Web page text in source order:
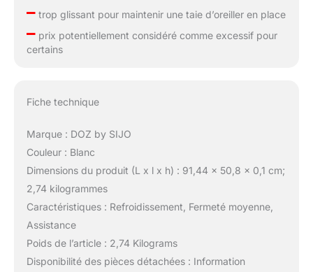
–trop glissant pour maintenir une taie d’oreiller en place
–prix potentiellement considéré comme excessif pour
certains
Fiche technique
Marque : DOZ by SIJO
Couleur : Blanc
Dimensions du produit (L x l x h) : 91,44 x 50,8 x 0,1 cm;
2,74 kilogrammes
Caractéristiques : Refroidissement, Fermeté moyenne,
Assistance
Poids de l’article : 2,74 Kilograms
Disponibilité des pièces détachées : Information